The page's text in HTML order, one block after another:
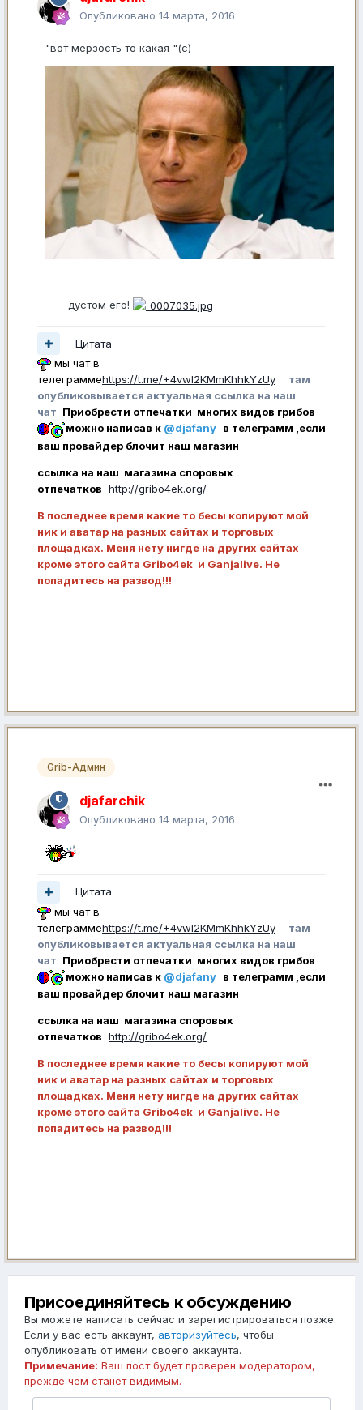
Опубликовано 14 марта, 2016
"вот мерзость то какая "(с)
дустом его!
Цитата
мы чат в
телеграммеhttps://t.me/+4vwl2KMmKhhkYzUy
там
опубликовывается актуальная ссылка на наш
чат Приобрести отпечатки многих видов грибов
можно написав к @djafany в телеграмм ,если
ваш провайдер блочит наш магазин
ссылка на наш магазина споровых
отпечатков http://gribo4ek.org/
В последнее время какие то бесы копируют мой
ник и аватар на разных сайтах и торговых
площадках. Меня нету нигде на других сайтах
кроме этого сайта Gribo4ek и Ganjalive. Не
попадитесь на развод!!!
Grib-Админ
djafarchik
Опубликовано 14 марта, 2016
Цитата
мы чат в
телеграммеhttps://t.me/+4vwl2KMmKhhkYzUy
там
опубликовывается актуальная ссылка на наш
чат Приобрести отпечатки многих видов грибов
можно написав к @djafany в телеграмм ,если
ваш провайдер блочит наш магазин
ссылка на наш магазина споровых
отпечатков http://gribo4ek.org/
В последнее время какие то бесы копируют мой
ник и аватар на разных сайтах и торговых
площадках. Меня нету нигде на других сайтах
кроме этого сайта Gribo4ek и Ganjalive. Не
попадитесь на развод!!!
Присоединяйтесь к обсуждению
Вы можете написать сейчас и зарегистрироваться позже.
Если у вас есть аккаунт, авторизуйтесь, чтобы
опубликовать от имени своего аккаунта.
Примечание: Ваш пост будет проверен модератором,
прежде чем станет видимым.